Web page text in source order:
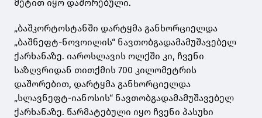
მეტით იყო დაშორებული.
„ბაშკორტოსტანში დარტყმა განხორციელდა
„ბაშნეფტ-ნოვოილის“ ნავთობგადამამუშავებელ
ქარხანაზე. იაროსლავის ოლქში კი, ჩვენი
საზღვრიდან თითქმის 700 კილომეტრის
დაშორებით, დარტყმა განხორციელდა
„სლავნეფტ-იანოსის“ ნავთობგადამამუშავებელ
ქარხანაზე. წარმატებული იყო ჩვენი პასუხი